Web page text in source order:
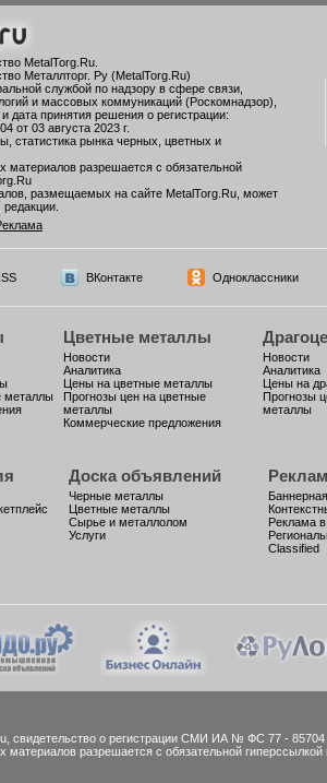
MetalTorg.Ru
Металлторг. Ру (MetalTorg.Ru)
службой по надзору в сфере связи,
и массовых коммуникаций (Роскомнадзор),
дата принятия решения о регистрации:
03 августа 2023 г.
статистика рынка черных, цветных и
материалов разрешается с обязательной
размещаемых на сайте MetalTorg.Ru, может
ВКонтакте Одноклассники
металлы
Цветные металлы
Новости
Аналитика
Цены на цветные металлы
Прогнозы цен на цветные
металлы
Коммерческие предложения
Новости
Аналитика
Цены на
Прогнозы
металлы
Доска объявлений
Черные металлы
Цветные металлы
Сырье и металлолом
Услуги
Реклама
Classified
cвидетельство о регистрации СМИ ИА № ФС 77 - 85704
материалов разрешается с обязательной гиперссылкой